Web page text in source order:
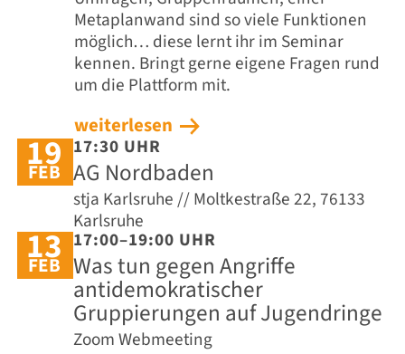
Metaplanwand sind so viele Funktionen
möglich… diese lernt ihr im Seminar
kennen. Bringt gerne eigene Fragen rund
um die Plattform mit.
weiterlesen
19
FEB
17:30 UHR
AG Nordbaden
stja Karlsruhe // Moltkestraße 22, 76133
Karlsruhe
13
FEB
17:00–19:00 UHR
Was tun gegen Angriffe
antidemokratischer
Gruppierungen auf Jugendringe
Zoom Webmeeting